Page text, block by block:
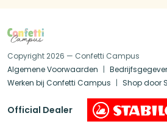
Copyright 2026 — Confetti Campus
Algemene Voorwaarden
Werken bij Confetti Campus
Shop door
Official Dealer